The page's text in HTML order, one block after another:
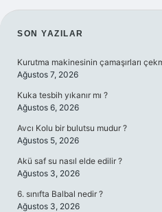
SIDEBAR
SON YAZILAR
Kurutma makinesinin çamaşırları
Ağustos 7, 2026
Kuka tesbih yıkanır mı ?
Ağustos 6, 2026
Avcı Kolu bir bulutsu mudur ?
Ağustos 5, 2026
Akü saf su nasıl elde edilir ?
Ağustos 3, 2026
6. sınıfta Balbal nedir ?
Ağustos 3, 2026